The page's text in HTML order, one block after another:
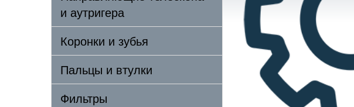
и аутригера
Коронки и зубья
Пальцы и втулки
Фильтры